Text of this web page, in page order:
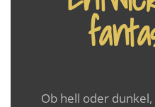
Ob hell oder